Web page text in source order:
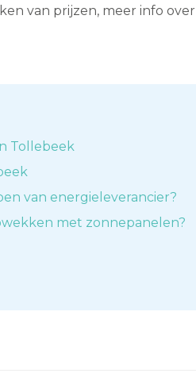
van prijzen, meer info
Tollebeek
van energieleverancier?
met zonnepanelen?